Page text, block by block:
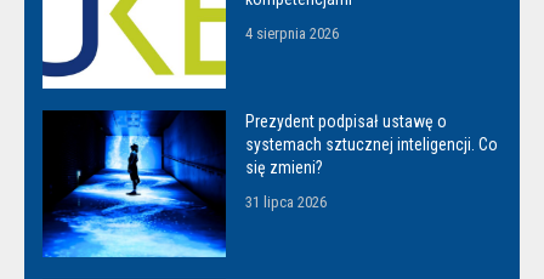
4 sierpnia 2026
Prezydent podpisał ustawę o
systemach sztucznej inteligencji. Co
się zmieni?
31 lipca 2026